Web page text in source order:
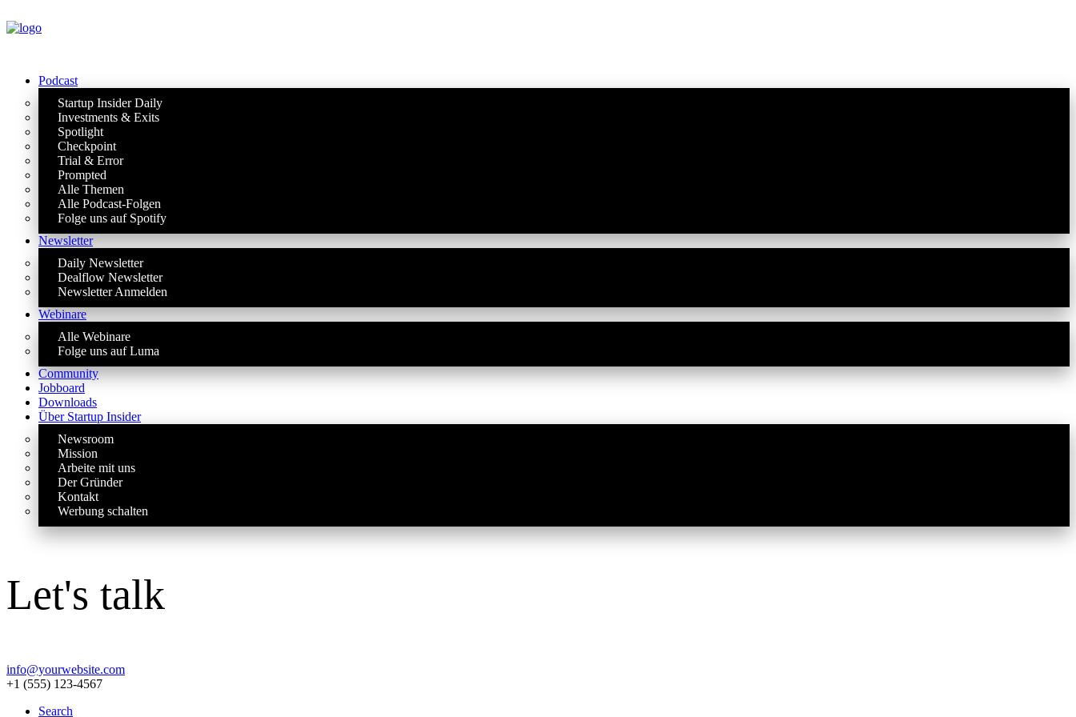
Podcast
Startup Insider Daily
Investments & Exits
Spotlight
Checkpoint
Trial & Error
Prompted
Alle Themen
Alle Podcast-Folgen
Folge uns auf Spotify
Newsletter
Daily Newsletter
Dealflow Newsletter
Newsletter Anmelden
Webinare
Alle Webinare
Folge uns auf Luma
Community
Jobboard
Downloads
Über Startup Insider
Newsroom
Mission
Arbeite mit uns
Der Gründer
Kontakt
Werbung schalten
Let's talk
info@yourwebsite.com
+1 (555) 123-4567
Search